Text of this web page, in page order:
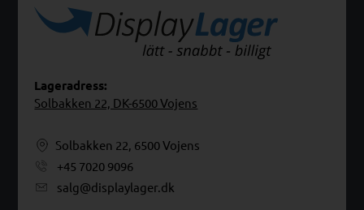
Lageradress:
Solbakken 22, DK-6500 Vojens
Solbakken 22, 6500 Vojens
+45 7020 9096
salg@displaylager.dk